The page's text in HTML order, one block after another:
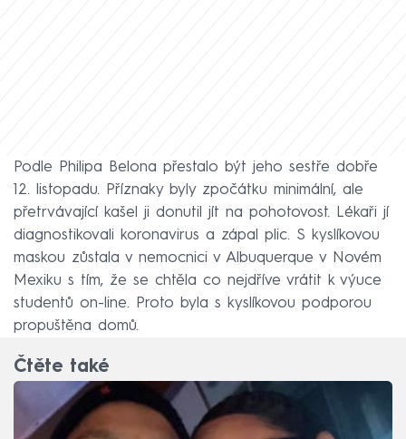
Podle Philipa Belona přestalo být jeho sestře dobře
12. listopadu. Příznaky byly zpočátku minimální, ale
přetrvávající kašel ji donutil jít na pohotovost. Lékaři jí
diagnostikovali koronavirus a zápal plic. S kyslíkovou
maskou zůstala v nemocnici v Albuquerque v Novém
Mexiku s tím, že se chtěla co nejdříve vrátit k výuce
studentů on-line. Proto byla s kyslíkovou podporou
propuštěna domů.
Čtěte také